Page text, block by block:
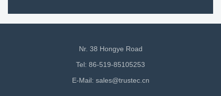
Nr. 38 Hongye Road
Tel: 86-519-85105253
E-Mail: sales@trustec.cn